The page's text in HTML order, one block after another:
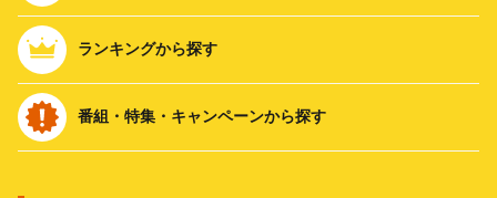
ランキングから探す
番組・特集・キャンペーンから探す